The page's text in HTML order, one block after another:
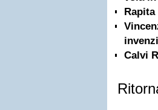
Rapita
Calvi